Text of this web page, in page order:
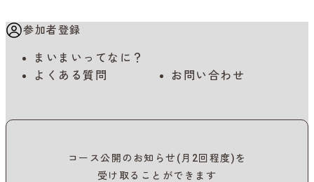
参加者登録
まいまいってなに？
よくある質問
お問い合わせ
コース公開のお知らせ(月2回程度)を
受け取ることができます